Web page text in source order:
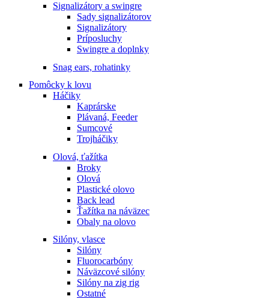
Signalizátory a swingre
Sady signalizátorov
Signalizátory
Príposluchy
Swingre a doplnky
Snag ears, rohatinky
Pomôcky k lovu
Háčiky
Kaprárske
Plávaná, Feeder
Sumcové
Trojháčiky
Olová, ťažítka
Broky
Olová
Plastické olovo
Back lead
Ťažítka na náväzec
Obaly na olovo
Silóny, vlasce
Silóny
Fluorocarbóny
Náväzcové silóny
Silóny na zig rig
Ostatné